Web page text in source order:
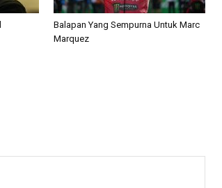
Balapan Yang Sempurna Untuk Marc
Marquez